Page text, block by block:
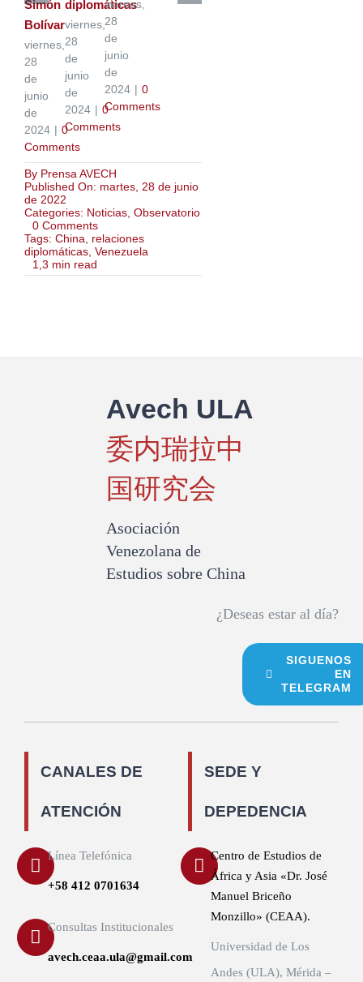
Simón
Bolívar
viernes,
28
de
junio
de
2024 | 0
Comments
diplomáticas
viernes,
28
de
junio
de
2024 | 0
Comments
viernes,
28
de
junio
de
2024 | 0
Comments
By Prensa AVECH
Published On: martes, 28 de junio
de 2022
Categories: Noticias, Observatorio
0 Commentson
Presidente
Maduro
encuentro
Tags: China, relaciones
diplomáticas, Venezuela
1,3 min read
Avech ULA
委内瑞拉中
国研究会
Asociación
Venezolana de
Estudios sobre China
¿Deseas estar al día?
SIGUENOS
EN
TELEGRAM
CANALES DE
ATENCIÓN
SEDE Y
DEPEDENCIA
Línea Telefónica
+58 412 0701634
Consultas Institucionales
avech.ceaa.ula@gmail.com
Centro de Estudios de
África y Asia «Dr. José
Manuel Briceño
Monzillo» (CEAA).
Universidad de Los
Andes (ULA), Mérida –